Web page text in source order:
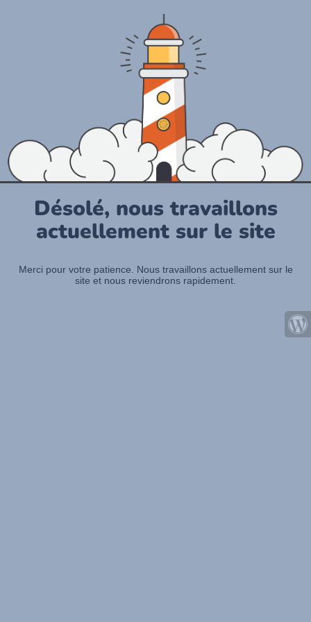
Désolé, nous travaillons
actuellement sur le site
Merci pour votre patience. Nous travaillons actuellement sur le
site et nous reviendrons rapidement.